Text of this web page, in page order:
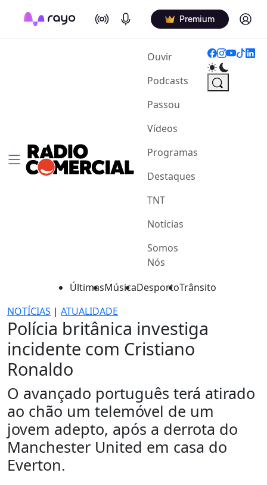
On Air Podcasts Premium Log in
Ouvir(current)
Podcasts
Passou
Vídeos
Programas
Destaques
TNT
Notícias
Somos
Nós
ÚltimasMúsicaDesportoTrânsito
NOTÍCIAS | ATUALIDADE
Polícia britânica investiga
incidente com Cristiano
Ronaldo
O avançado português terá atirado
ao chão um telemóvel de um
jovem adepto, após a derrota do
Manchester United em casa do
Everton.